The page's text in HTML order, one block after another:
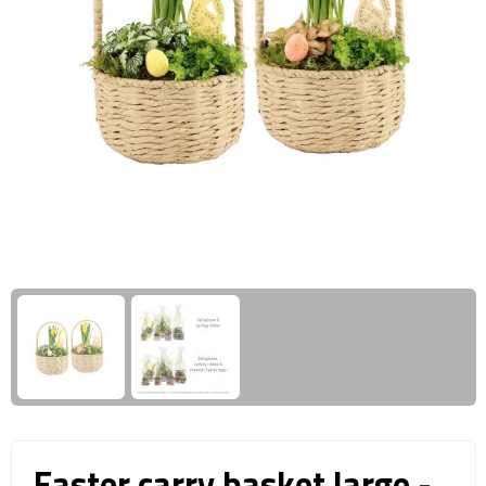
Business trolleys
Documententassen
Kledingtassen
Reistassen & Trolleys
Reistassen
Trolleys
Giftcards
Wellness Giftsets